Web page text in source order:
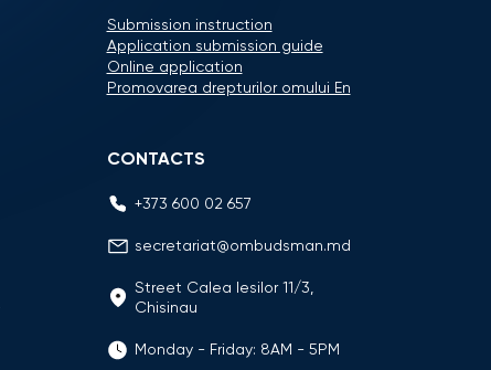
Submission instruction
Application submission guide
Online application
Promovarea drepturilor omului En
CONTACTS
+373 600 02 657
secretariat@ombudsman.md
Street Calea Iesilor 11/3,
Chisinau
Monday - Friday: 8AM - 5PM